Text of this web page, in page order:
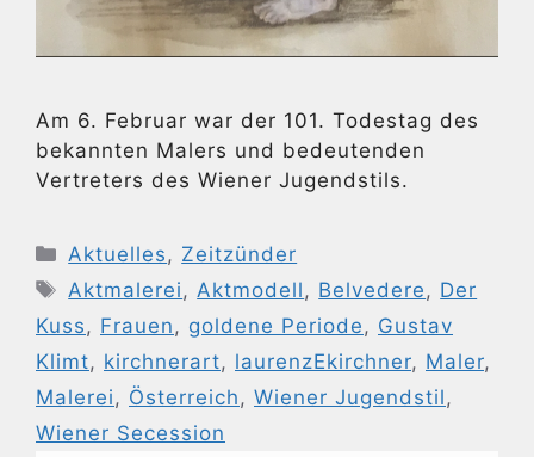
Am 6. Februar war der 101. Todestag des
bekannten Malers und bedeutenden
Vertreters des Wiener Jugendstils.
Kategorien
Aktuelles , Zeitzünder
Schlagwörter
Aktmalerei , Aktmodell , Belvedere , Der
Kuss , Frauen , goldene Periode , Gustav
Klimt, kirchnerart, laurenzEkirchner, Maler,
Malerei , Österreich , Wiener Jugendstil ,
Wiener Secession